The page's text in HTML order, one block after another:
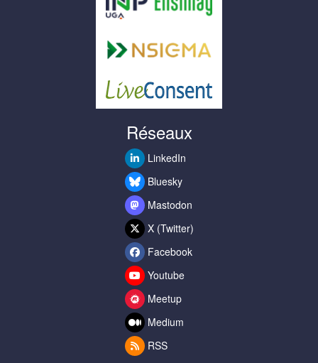
Réseaux
LinkedIn
Bluesky
Mastodon
X (Twitter)
Facebook
Youtube
Meetup
Medium
RSS